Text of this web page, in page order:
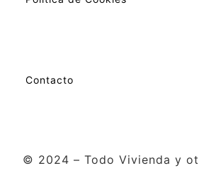
Contacto
© 2024 – Todo Vivienda y